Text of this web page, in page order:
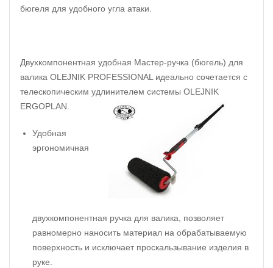
бюгеля для удобного угла атаки.
Двухкомпонентная удобная Мастер-ручка (бюгель) для
валика OLEJNIK PROFESSIONAL идеально сочетается с
телескопическим удлинителем системы OLEJNIK
ERGOPLAN.
Удобная
эргономичная
двухкомпонентная ручка для валика, позволяет
равномерно наносить материал на обрабатываемую
поверхность и исключает проскальзывание изделия в
руке.